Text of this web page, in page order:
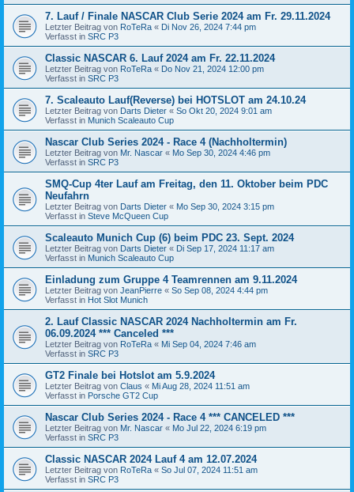
7. Lauf / Finale NASCAR Club Serie 2024 am Fr. 29.11.2024
Letzter Beitrag von RoTeRa « Di Nov 26, 2024 7:44 pm
Verfasst in SRC P3
Classic NASCAR 6. Lauf 2024 am Fr. 22.11.2024
Letzter Beitrag von RoTeRa « Do Nov 21, 2024 12:00 pm
Verfasst in SRC P3
7. Scaleauto Lauf(Reverse) bei HOTSLOT am 24.10.24
Letzter Beitrag von Darts Dieter « So Okt 20, 2024 9:01 am
Verfasst in Munich Scaleauto Cup
Nascar Club Series 2024 - Race 4 (Nachholtermin)
Letzter Beitrag von Mr. Nascar « Mo Sep 30, 2024 4:46 pm
Verfasst in SRC P3
SMQ-Cup 4ter Lauf am Freitag, den 11. Oktober beim PDC
Neufahrn
Letzter Beitrag von Darts Dieter « Mo Sep 30, 2024 3:15 pm
Verfasst in Steve McQueen Cup
Scaleauto Munich Cup (6) beim PDC 23. Sept. 2024
Letzter Beitrag von Darts Dieter « Di Sep 17, 2024 11:17 am
Verfasst in Munich Scaleauto Cup
Einladung zum Gruppe 4 Teamrennen am 9.11.2024
Letzter Beitrag von JeanPierre « So Sep 08, 2024 4:44 pm
Verfasst in Hot Slot Munich
2. Lauf Classic NASCAR 2024 Nachholtermin am Fr.
06.09.2024 *** Canceled ***
Letzter Beitrag von RoTeRa « Mi Sep 04, 2024 7:46 am
Verfasst in SRC P3
GT2 Finale bei Hotslot am 5.9.2024
Letzter Beitrag von Claus « Mi Aug 28, 2024 11:51 am
Verfasst in Porsche GT2 Cup
Nascar Club Series 2024 - Race 4 *** CANCELED ***
Letzter Beitrag von Mr. Nascar « Mo Jul 22, 2024 6:19 pm
Verfasst in SRC P3
Classic NASCAR 2024 Lauf 4 am 12.07.2024
Letzter Beitrag von RoTeRa « So Jul 07, 2024 11:51 am
Verfasst in SRC P3